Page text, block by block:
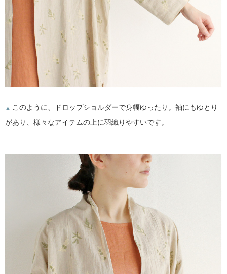
▲
このように、ドロップショルダーで身幅ゆったり。袖にもゆとり
があり、様々なアイテムの上に羽織りやすいです。